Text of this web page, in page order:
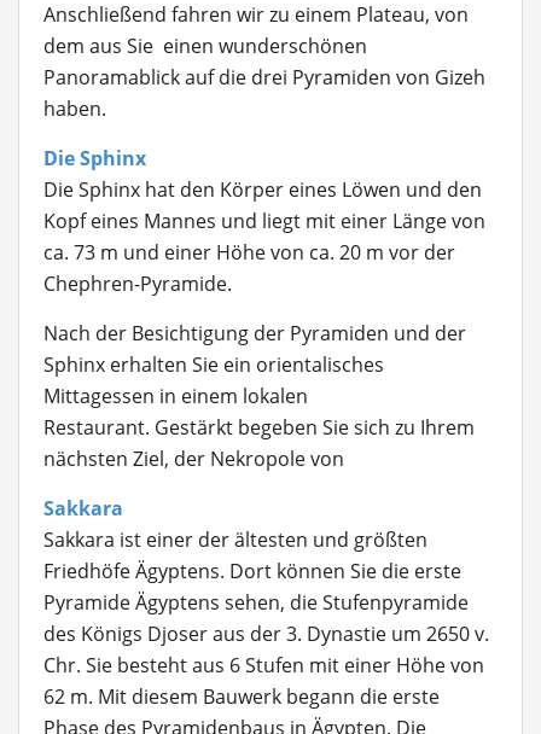
Anschließend fahren wir zu einem Plateau, von
dem aus Sie einen wunderschönen
Panoramablick auf die drei Pyramiden von Gizeh
haben.
Die Sphinx
Die Sphinx hat den Körper eines Löwen und den
Kopf eines Mannes und liegt mit einer Länge von
ca. 73 m und einer Höhe von ca. 20 m vor der
Chephren-Pyramide.
Nach der Besichtigung der Pyramiden und der
Sphinx erhalten Sie ein orientalisches
Mittagessen in einem lokalen
Restaurant. Gestärkt begeben Sie sich zu Ihrem
nächsten Ziel, der Nekropole von
Sakkara
Sakkara ist einer der ältesten und größten
Friedhöfe Ägyptens. Dort können Sie die erste
Pyramide Ägyptens sehen, die Stufenpyramide
des Königs Djoser aus der 3. Dynastie um 2650 v.
Chr. Sie besteht aus 6 Stufen mit einer Höhe von
62 m. Mit diesem Bauwerk begann die erste
Phase des Pyramidenbaus in Ägypten. Die